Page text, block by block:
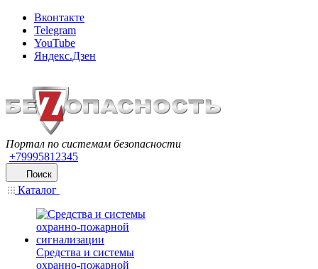
Вконтакте
Telegram
YouTube
Яндекс.Дзен
Портал по системам безопасности
+79995812345
Поиск
Каталог
Средства и системы
охранно-пожарной